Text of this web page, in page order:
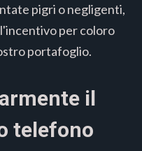
pigri o negligenti,
per coloro
portafoglio.
il
telefono